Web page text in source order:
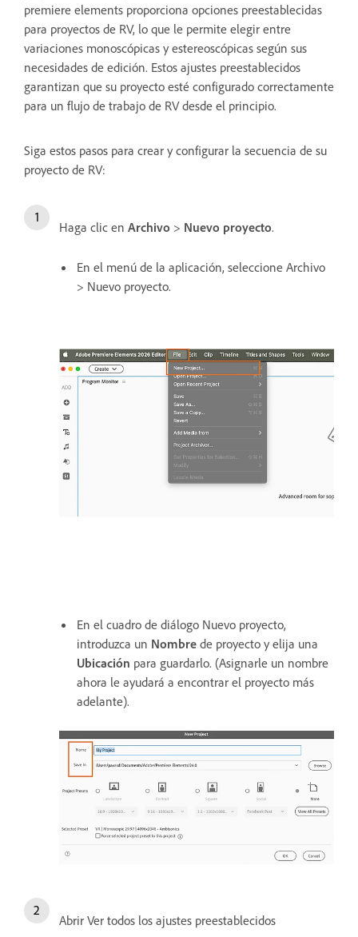
premiere elements proporciona opciones preestablecidas
para proyectos de RV, lo que le permite elegir entre
variaciones monoscópicas y estereoscópicas según sus
necesidades de edición. Estos ajustes preestablecidos
garantizan que su proyecto esté configurado correctamente
para un flujo de trabajo de RV desde el principio.
Siga estos pasos para crear y configurar la secuencia de su
proyecto de RV:
Haga clic en Archivo > Nuevo proyecto.
En el menú de la aplicación, seleccione Archivo
> Nuevo proyecto.
En el cuadro de diálogo Nuevo proyecto,
introduzca un Nombre de proyecto y elija una
Ubicación para guardarlo. (Asignarle un nombre
ahora le ayudará a encontrar el proyecto más
adelante).
Abrir Ver todos los ajustes preestablecidos